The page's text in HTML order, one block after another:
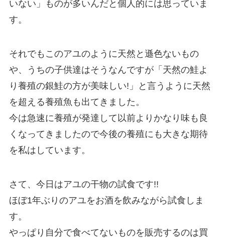
いない」ものが多いんだと個人的には思っていま
す。
それでもこのアユのように天然と遜色ないもの
や、うちの子供達はそうなんですが「天然の鮭よ
り養殖の銀鮭の方が美味しい!」と言うように天然
を超える養殖魚も出てきました。
今は急速に養殖が発達して以前よりかなり味も良
くなってきましたので今後の養殖にも大きな期待
を私はしています。
さて、今日はアユの干物の試食です!!
ほぼ1年ぶりのアユをお酒を飲みながら試食しま
す。
やっぱり自分で食べてないものを販売するのは買